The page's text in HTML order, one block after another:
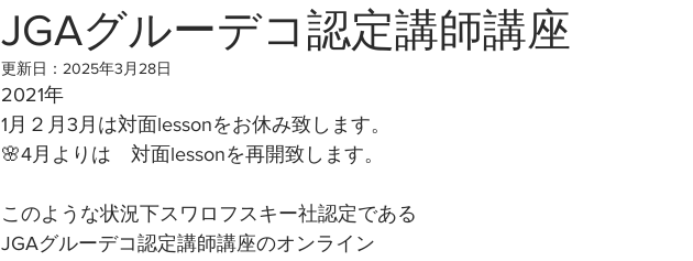
JGAグルーデコ認定講師講座
更新日： 2025年3月28日
2021年
1月２月3月は対面lessonをお休み致します。
🌸4月よりは　対面lessonを再開致します。
このような状況下スワロフスキー社認定である
JGAグルーデコ認定講師講座のオンライン